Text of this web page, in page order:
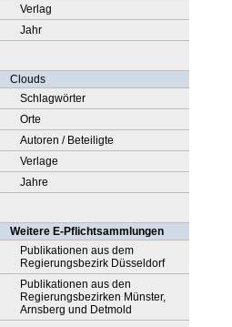
Verlag
Jahr
Clouds
Schlagwörter
Orte
Autoren / Beteiligte
Verlage
Jahre
Weitere E-Pflichtsammlungen
Publikationen aus dem
Regierungsbezirk Düsseldorf
Publikationen aus den
Regierungsbezirken Münster,
Arnsberg und Detmold